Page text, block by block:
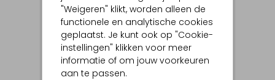
"Weigeren" klikt, worden alleen de
functionele en analytische cookies
geplaatst. Je kunt ook op "Cookie-
instellingen" klikken voor meer
informatie of om jouw voorkeuren
aan te passen.